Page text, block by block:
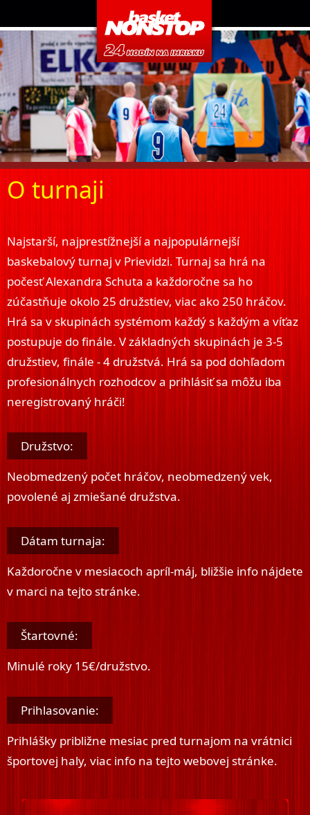
O turnaji
Najstarší, najprestížnejší a najpopulárnejší
baskebalový turnaj v Prievidzi. Turnaj sa hrá na
počesť Alexandra Schuta a každoročne sa ho
zúčastňuje okolo 25 družstiev, viac ako 250 hráčov.
Hrá sa v skupinách systémom každý s každým a víťaz
postupuje do finále. V základných skupinách je 3-5
družstiev, finále - 4 družstvá. Hrá sa pod dohľadom
profesionálnych rozhodcov a prihlásiť sa môžu iba
neregistrovaný hráči!
Družstvo:
Neobmedzený počet hráčov, neobmedzený vek,
povolené aj zmiešané družstva.
Dátam turnaja:
Každoročne v mesiacoch apríl-máj, bližšie info nájdete
v marci na tejto stránke.
Štartovné:
Minulé roky 15€/družstvo.
Prihlasovanie:
Prihlášky približne mesiac pred turnajom na vrátnici
športovej haly, viac info na tejto webovej stránke.